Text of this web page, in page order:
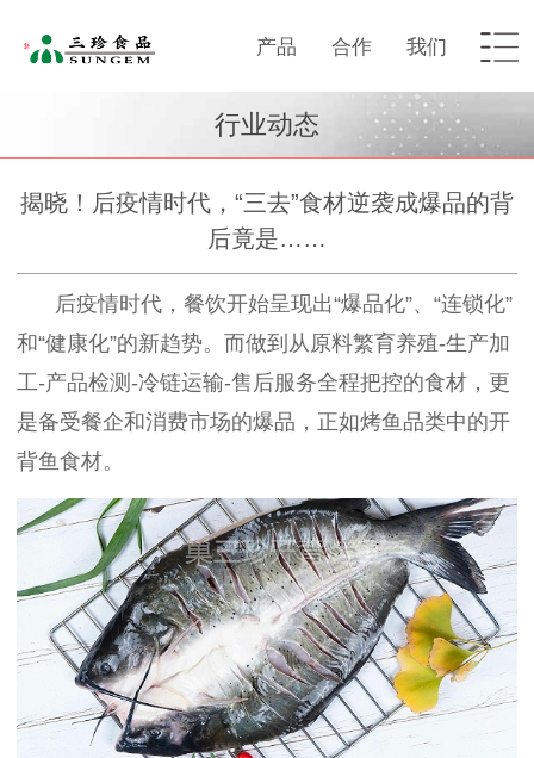
产品 合作 我们
行业动态
揭晓！后疫情时代，“三去”食材逆袭成爆品的背
后竟是……
后疫情时代，餐饮开始呈现出“爆品化”、 “连锁化”
和“健康化”的新趋势。 而做到 从原料繁育养殖-生产加
工-产品检测-冷链运输-售后服务全程把控的食材，更
是备受餐企和消费市场的爆品，正如烤鱼品类中的开
背鱼食材。